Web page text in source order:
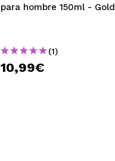
para hombre 150ml - Gold
(1)
10,99€